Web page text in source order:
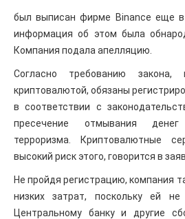
был выписан фирме Binance еще в
информация об этом была
Компания подала апелляцию.
Согласно требованию закона,
криптовалютой, обязаны
в соответствии с
пресечение отмывания
терроризма. Криптовалютные
высокий риск этого, говорится в
Не пройдя регистрацию, компания
низких затрат, поскольку ей
Центральному банку и другие